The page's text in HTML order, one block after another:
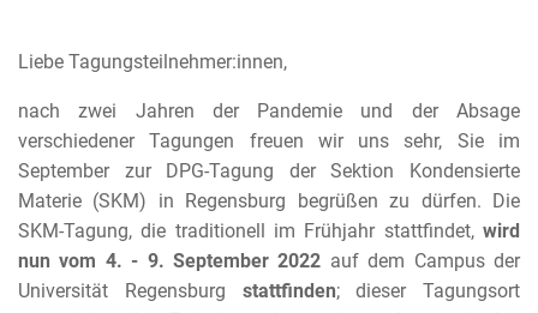
Liebe Tagungsteilnehmer:innen,
nach zwei Jahren der Pandemie und der Absage
verschiedener Tagungen freuen wir uns sehr, Sie im
September zur DPG-Tagung der Sektion Kondensierte
Materie (SKM) in Regensburg begrüßen zu dürfen. Die
SKM-Tagung, die traditionell im Frühjahr stattfindet, wird
nun vom 4. - 9. September 2022 auf dem Campus der
Universität Regensburg stattfinden; dieser Tagungsort